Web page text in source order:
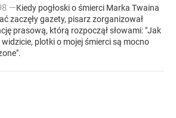
—Kiedy pogłoski o śmierci Marka Twaina
zaczęły gazety, pisarz zorganizował
prasową, którą rozpoczął słowami: "Jak
plotki o mojej śmierci są mocno